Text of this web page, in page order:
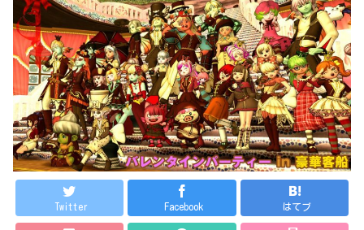
Twitter Facebook はてブ